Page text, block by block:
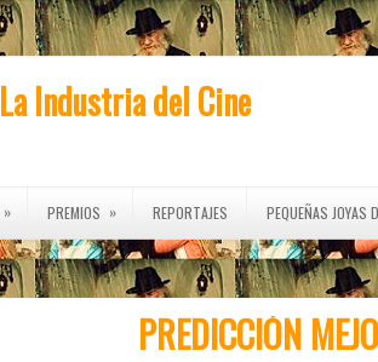
La Industria del Cine
» PREMIOS » REPORTAJES PEQUEÑAS JOYAS
PREDICCIÓN